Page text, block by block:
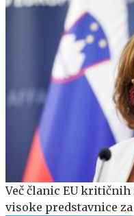
Več članic EU
visoke predstavnice za